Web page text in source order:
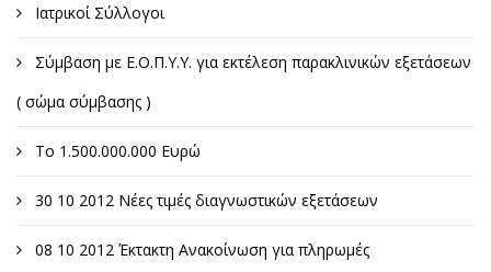
Ιατρικοί Σύλλογοι
Σύμβαση με Ε.Ο.Π.Υ.Υ. για εκτέλεση παρακλινικών εξετάσεων
( σώμα σύμβασης )
Το 1.500.000.000 Ευρώ
30 10 2012 Νέες τιμές διαγνωστικών εξετάσεων
08 10 2012 Έκτακτη Ανακοίνωση για πληρωμές